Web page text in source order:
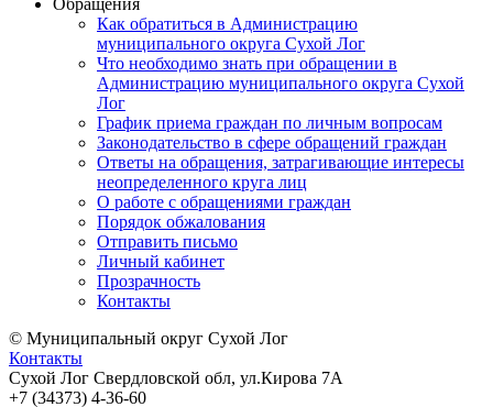
Как обратиться в Администрацию
муниципального округа Сухой Лог
Что необходимо знать при обращении в
Администрацию муниципального округа Сухой
Лог
График приема граждан по личным вопросам
Законодательство в сфере обращений граждан
Ответы на обращения, затрагивающие интересы
неопределенного круга лиц
О работе с обращениями граждан
Порядок обжалования
Отправить письмо
Личный кабинет
Прозрачность
Контакты
© Муниципальный округ Сухой Лог
Контакты
Сухой Лог Свердловской обл, ул.Кирова 7А
+7 (34373) 4-36-60